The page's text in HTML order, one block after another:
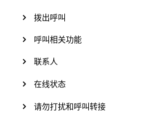
拨出呼叫
呼叫相关功能
联系人
在线状态
请勿打扰和呼叫转接